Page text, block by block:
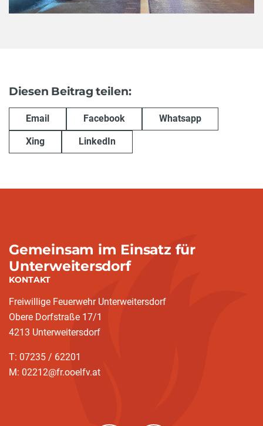
Diesen Beitrag teilen:
Email Facebook Whatsapp
Xing LinkedIn
Gemeinsam im Einsatz für
Unterweitersdorf
KONTAKT
Freiwillige Feuerwehr Unterweitersdorf
Obere Dorfstraße 17/1
4213 Unterweitersdorf
T: 07235 / 62201
M: 02212@fr.ooelfv.at